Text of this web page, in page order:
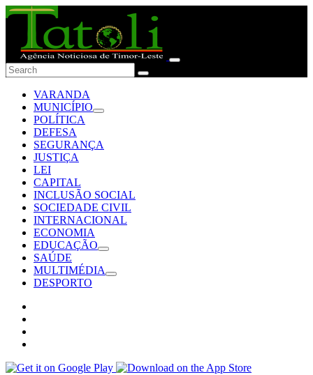
VARANDA
MUNICÍPIO
POLÍTICA
DEFESA
SEGURANÇA
JUSTIÇA
LEI
CAPITAL
INCLUSÃO SOCIAL
SOCIEDADE CIVIL
INTERNACIONAL
ECONOMIA
EDUCAÇÃO
SAÚDE
MULTIMÉDIA
DESPORTO